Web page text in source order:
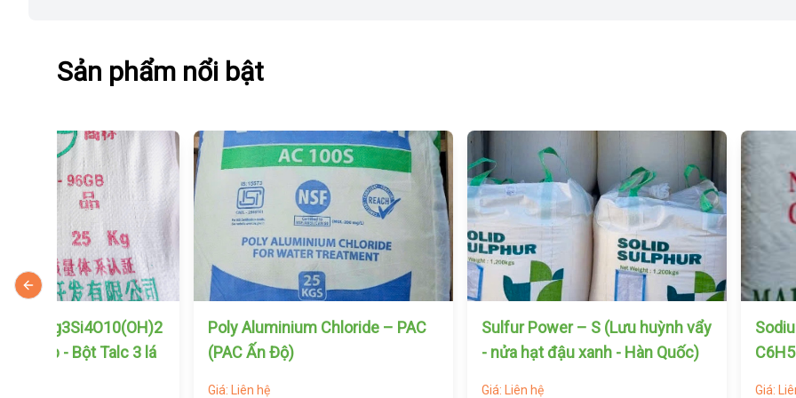
Sản phẩm nổi bật
Chloride – PAC
Sulfur Power – S (Lưu huỳnh vẩy
- nửa hạt đậu xanh - Hàn Quốc)
Giá: Liên hệ
Sodium Benzoate –
C6H5COONa (Móc Trung Quốc)
Giá: Liên hệ
600)
Giá:
Previous slide